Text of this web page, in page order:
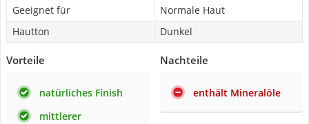
Geeignet für
Normale Haut
Hautton
Dunkel
Vorteile
natürliches Finish
mittlerer
Nachteile
enthält Mineralöle